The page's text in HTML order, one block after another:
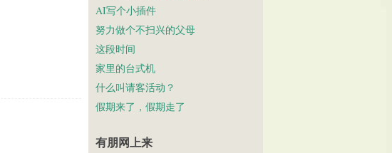
AI写个小插件
努力做个不扫兴的父母
这段时间
家里的台式机
什么叫请客活动？
假期来了，假期走了
有朋网上来